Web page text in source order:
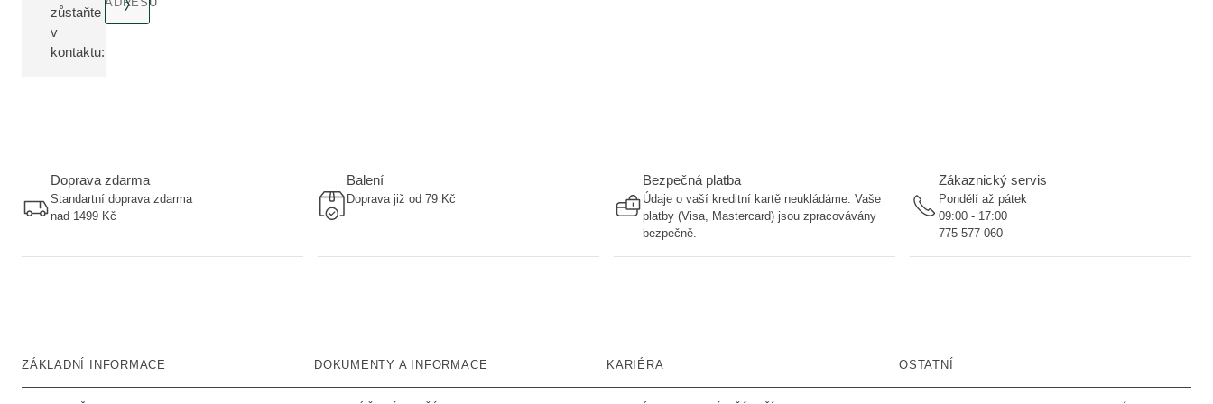
zůstaňte
v
kontaktu:
Doprava zdarma
Standartní doprava zdarma
nad 1499 Kč
Balení
Doprava již od 79 Kč
Bezpečná platba
Údaje o vaší kreditní kartě neukládáme. Vaše
platby (Visa, Mastercard) jsou zpracovávány
bezpečně.
Zákaznický servis
Pondělí až pátek
09:00 - 17:00
775 577 060
ZÁKLADNÍ INFORMACE DOKUMENTY A INFORMACE KARIÉRA OSTATNÍ